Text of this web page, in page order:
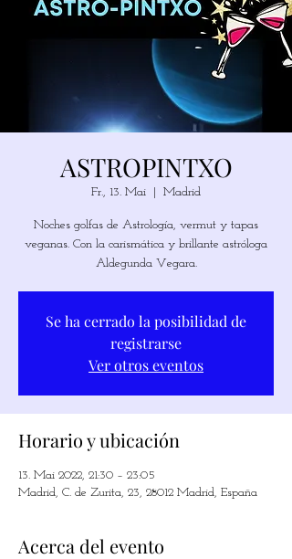
ASTROPINTXO
Fr., 13. Mai Madrid
Noches golfas de Astrología, vermut y tapas
veganas. Con la carismática y brillante astróloga
Aldegunda Vegara.
Se ha cerrado la posibilidad de
registrarse
Ver otros eventos
Horario y ubicación
13. Mai 2022, 21:30 – 23:05
Madrid, C. de Zurita, 23, 28012 Madrid, España
Acerca del evento